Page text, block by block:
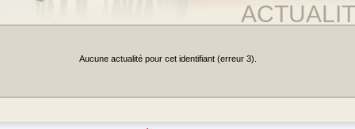
Aucune actualité pour cet identifiant (erreur 3).